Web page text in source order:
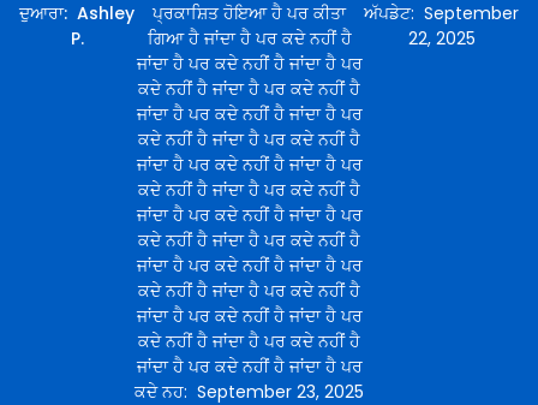
ਦੁਆਰਾ: Ashley
P.
ਪ੍ਰਕਾਸ਼ਿਤ ਹੋਇਆ ਹੈ ਪਰ ਕੀਤਾ
ਗਿਆ ਹੈ ਜਾਂਦਾ ਹੈ ਪਰ ਕਦੇ ਨਹੀਂ ਹੈ
ਜਾਂਦਾ ਹੈ ਪਰ ਕਦੇ ਨਹੀਂ ਹੈ ਜਾਂਦਾ ਹੈ ਪਰ
ਕਦੇ ਨਹੀਂ ਹੈ ਜਾਂਦਾ ਹੈ ਪਰ ਕਦੇ ਨਹੀਂ ਹੈ
ਜਾਂਦਾ ਹੈ ਪਰ ਕਦੇ ਨਹੀਂ ਹੈ ਜਾਂਦਾ ਹੈ ਪਰ
ਕਦੇ ਨਹੀਂ ਹੈ ਜਾਂਦਾ ਹੈ ਪਰ ਕਦੇ ਨਹੀਂ ਹੈ
ਜਾਂਦਾ ਹੈ ਪਰ ਕਦੇ ਨਹੀਂ ਹੈ ਜਾਂਦਾ ਹੈ ਪਰ
ਕਦੇ ਨਹੀਂ ਹੈ ਜਾਂਦਾ ਹੈ ਪਰ ਕਦੇ ਨਹੀਂ ਹੈ
ਜਾਂਦਾ ਹੈ ਪਰ ਕਦੇ ਨਹੀਂ ਹੈ ਜਾਂਦਾ ਹੈ ਪਰ
ਕਦੇ ਨਹੀਂ ਹੈ ਜਾਂਦਾ ਹੈ ਪਰ ਕਦੇ ਨਹੀਂ ਹੈ
ਜਾਂਦਾ ਹੈ ਪਰ ਕਦੇ ਨਹੀਂ ਹੈ ਜਾਂਦਾ ਹੈ ਪਰ
ਕਦੇ ਨਹੀਂ ਹੈ ਜਾਂਦਾ ਹੈ ਪਰ ਕਦੇ ਨਹੀਂ ਹੈ
ਜਾਂਦਾ ਹੈ ਪਰ ਕਦੇ ਨਹੀਂ ਹੈ ਜਾਂਦਾ ਹੈ ਪਰ
ਕਦੇ ਨਹੀਂ ਹੈ ਜਾਂਦਾ ਹੈ ਪਰ ਕਦੇ ਨਹੀਂ ਹੈ
ਜਾਂਦਾ ਹੈ ਪਰ ਕਦੇ ਨਹੀਂ ਹੈ ਜਾਂਦਾ ਹੈ ਪਰ
ਕਦੇ ਨਹ: September 23, 2025
ਅੱਪਡੇਟ: September
22, 2025